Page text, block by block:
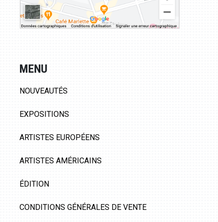
MENU
NOUVEAUTÉS
EXPOSITIONS
ARTISTES EUROPÉENS
ARTISTES AMÉRICAINS
ÉDITION
CONDITIONS GÉNÉRALES DE VENTE